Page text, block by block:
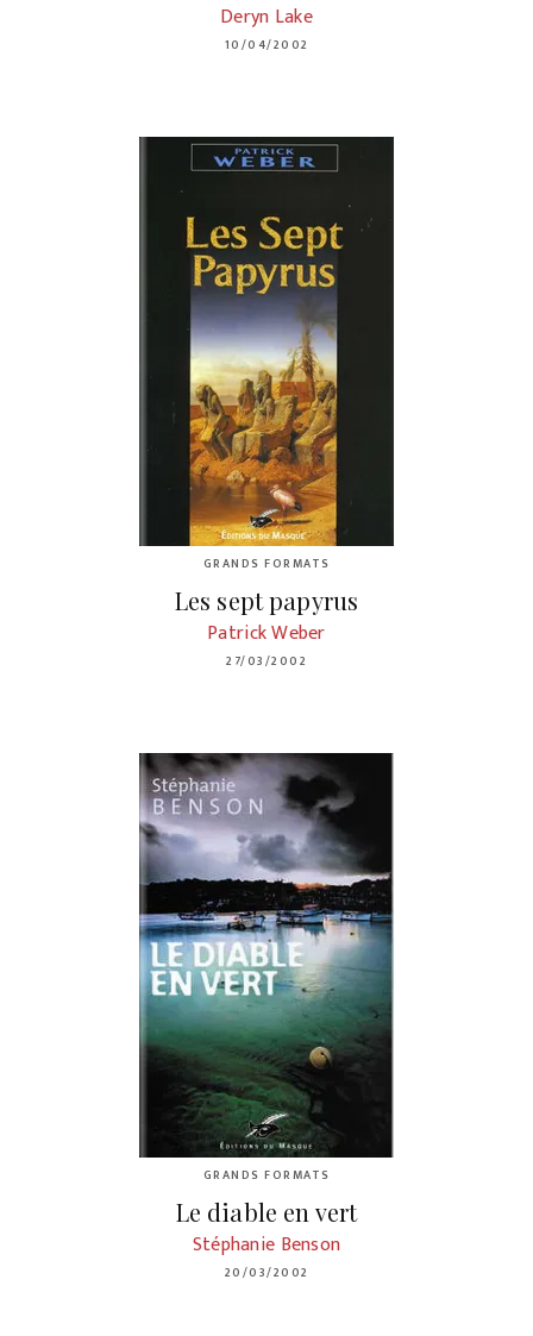
Deryn Lake
10/04/2002
GRANDS FORMATS
Les sept papyrus
Patrick Weber
27/03/2002
GRANDS FORMATS
Le diable en vert
Stéphanie Benson
20/03/2002